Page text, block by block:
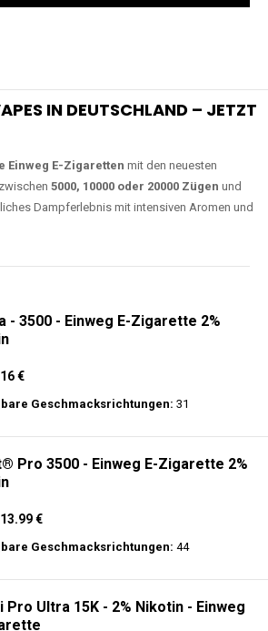
IN DEUTSCHLAND – JETZT
Einweg E-Zigaretten mit den neuesten
5000, 10000 oder 20000 Zügen und
Dampferlebnis mit intensiven Aromen und
- 3500 - Einweg E-Zigarette 2%
€
Geschmacksrichtungen: 31
Pro 3500 - Einweg E-Zigarette 2%
€
Geschmacksrichtungen: 44
Pro Ultra 15K - 2% Nikotin - Einweg